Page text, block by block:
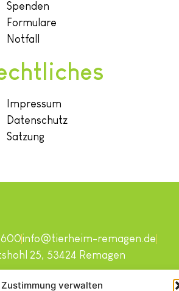
Zustimmung verwalten
Spenden
Formulare
Notfall
Impressum
Datenschutz
Satzung
Alle Rechte vorbehalten.
info@tierheim-remagen.de
25, 53424 Remagen